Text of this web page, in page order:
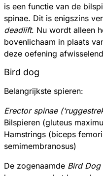
is een functie van de
spinae. Dit is enigszins
deadlift. Nu wordt alleen
bovenlichaam in plaats
deze oefening
Bird dog
Belangrijkste spieren:
Erector spinae
Bilspieren (gluteus
Hamstrings (biceps
semimembranosus)
De zogenaamde Bird Dog